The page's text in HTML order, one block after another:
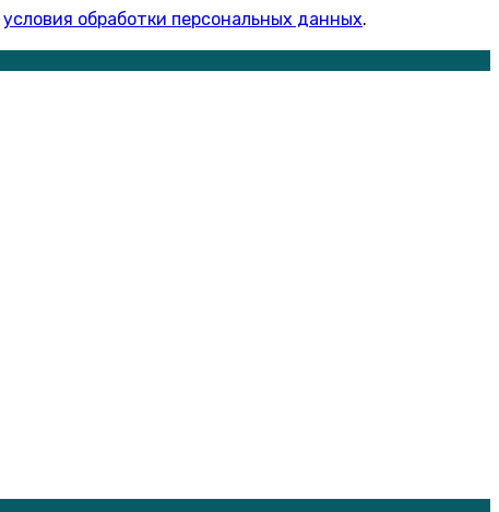
условия обработки персональных данных.